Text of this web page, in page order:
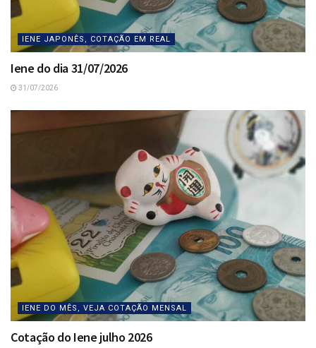
IENE JAPONÊS, COTAÇÃO EM REAL
Iene do dia 31/07/2026
31/07/2026
IENE DO MÊS, VEJA COTAÇÃO MENSAL
Cotação do Iene julho 2026